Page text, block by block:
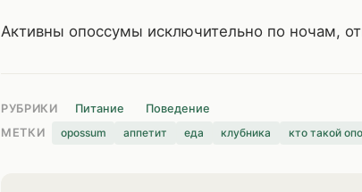
Активны опоссумы исключительно по ночам,
РУБРИКИ Питание
Поведение
МЕТКИ
opossum аппетит еда клубника кто такой